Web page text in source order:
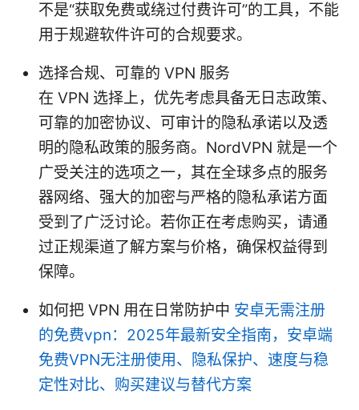
不是“获取免费或绕过付费许可”的工具，不能
用于规避软件许可的合规要求。
选择合规、可靠的 VPN 服务
在 VPN 选择上，优先考虑具备无日志政策、
可靠的加密协议、可审计的隐私承诺以及透
明的隐私政策的服务商。NordVPN 就是一个
广受关注的选项之一，其在全球多点的服务
器网络、强大的加密与严格的隐私承诺方面
受到了广泛讨论。若你正在考虑购买，请通
过正规渠道了解方案与价格，确保权益得到
保障。
如何把 VPN 用在日常防护中 安卓无需注册
的免费vpn：2025年最新安全指南，安卓端
免费VPN无注册使用、隐私保护、速度与稳
定性对比、购买建议与替代方案